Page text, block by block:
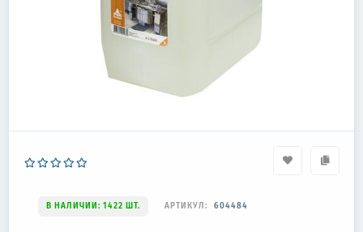
В НАЛИЧИИ: 1422 ШТ. АРТИКУЛ: 604484